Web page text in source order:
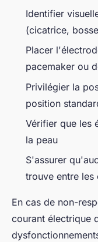
Identifier
(cicatrice,
Placer
pacemaker ou
Privilégier la
position
Vérifier que les
la peau
S'assurer
trouve entre les
En cas de non-
courant électrique